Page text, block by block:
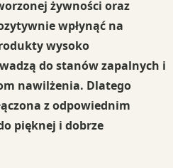
żywności oraz
wpłynąć na
wysoko
do stanów zapalnych i
nawilżenia. Dlatego
z odpowiednim
pięknej i dobrze